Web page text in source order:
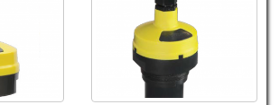
OBERDORFER - Series N9000